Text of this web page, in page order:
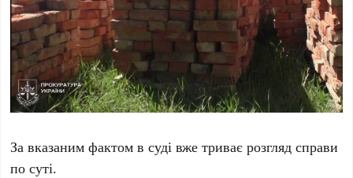
За вказаним фактом в суді вже триває розгляд справи
по суті.